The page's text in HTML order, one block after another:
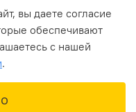
вы даете согласие
обеспечивают
с нашей
.